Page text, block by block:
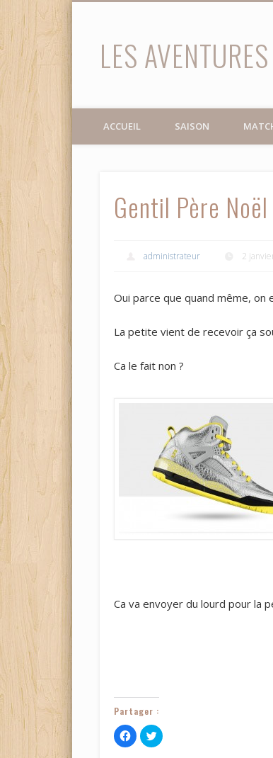
LES
FacebookTwitter
ACCUEIL SAISON
Gentil Père Noël
administrateur 2
Oui parce que quand même, on
La petite vient de recevoir ça
Ca le fait non ?
Ca va envoyer du lourd pour la
Partager :
Cliquez
pour
partager
Cliquez
pour